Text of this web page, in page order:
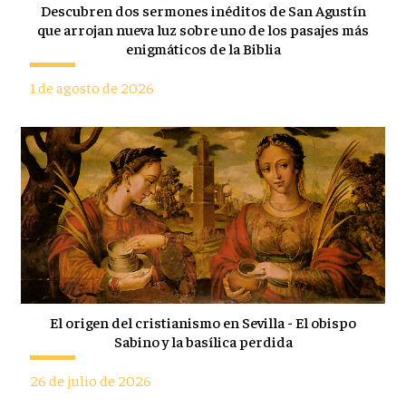
Descubren dos sermones inéditos de San Agustín
que arrojan nueva luz sobre uno de los pasajes más
enigmáticos de la Biblia
1 de agosto de 2026
El origen del cristianismo en Sevilla - El obispo
Sabino y la basílica perdida
26 de julio de 2026